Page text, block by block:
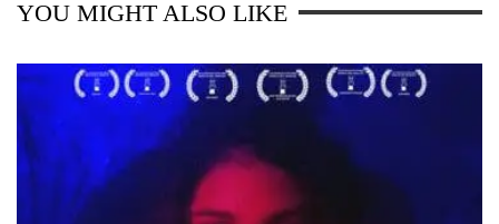
YOU MIGHT ALSO LIKE